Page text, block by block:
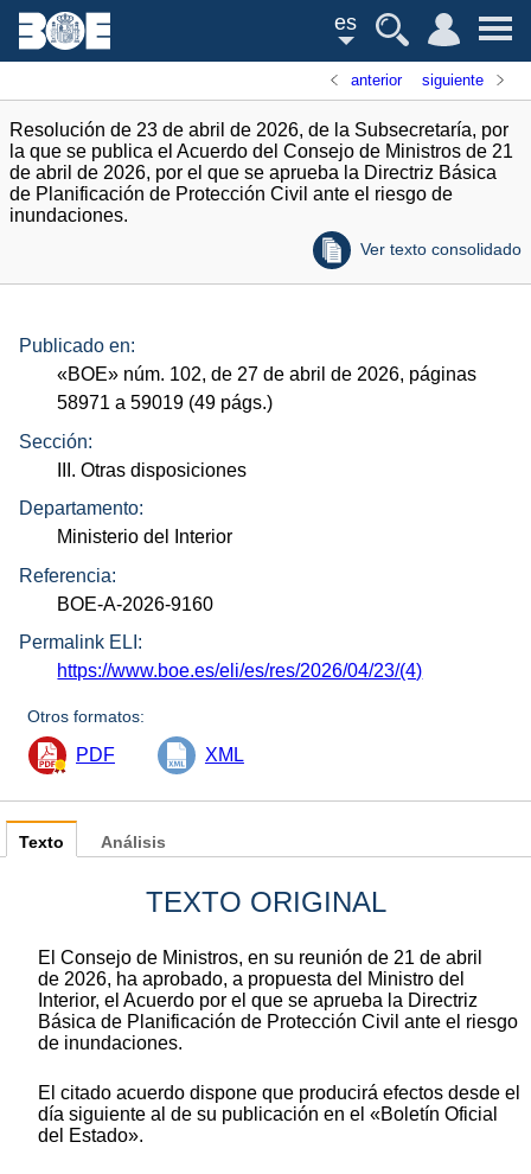
es
anterior siguiente
Resolución de 23 de abril de 2026, de la Subsecretaría, por
la que se publica el Acuerdo del Consejo de Ministros de 21
de abril de 2026, por el que se aprueba la Directriz Básica
de Planificación de Protección Civil ante el riesgo de
inundaciones.
Ver texto consolidado
Publicado en:
«BOE» núm. 102, de 27 de abril de 2026, páginas
58971 a 59019 (49 págs.)
Sección:
III. Otras disposiciones
Departamento:
Ministerio del Interior
Referencia:
BOE-A-2026-9160
Permalink ELI:
https://www.boe.es/eli/es/res/2026/04/23/(4)
Otros formatos:
PDF XML
Texto
TEXTO ORIGINAL
El Consejo de Ministros, en su reunión de 21 de abril
de 2026, ha aprobado, a propuesta del Ministro del
Interior, el Acuerdo por el que se aprueba la Directriz
Básica de Planificación de Protección Civil ante el riesgo
de inundaciones.
El citado acuerdo dispone que producirá efectos desde el
día siguiente al de su publicación en el «Boletín Oficial
del Estado».
Análisis